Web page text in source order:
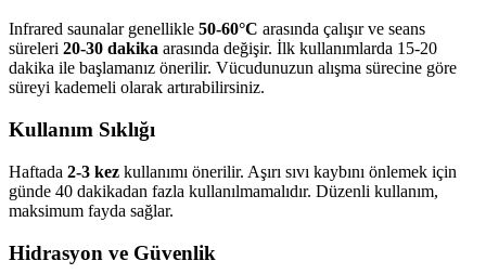
Infrared saunalar genellikle 50-60°C arasında çalışır ve seans
süreleri 20-30 dakika arasında değişir. İlk kullanımlarda 15-20
dakika ile başlamanız önerilir. Vücudunuzun alışma sürecine göre
süreyi kademeli olarak artırabilirsiniz.
Kullanım Sıklığı
Haftada 2-3 kez kullanımı önerilir. Aşırı sıvı kaybını önlemek için
günde 40 dakikadan fazla kullanılmamalıdır. Düzenli kullanım,
maksimum fayda sağlar.
Hidrasyon ve Güvenlik